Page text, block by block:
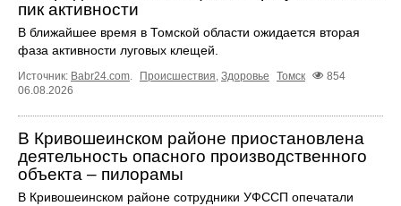
пик активности
В ближайшее время в Томской области ожидается вторая
фаза активности луговых клещей.
Источник: Babr24.com. Происшествия, Здоровье Томск
854
06.08.2026
В Кривошеинском районе приостановлена
деятельность опасного производственного
объекта – пилорамы
В Кривошеинском районе сотрудники УФССП опечатали